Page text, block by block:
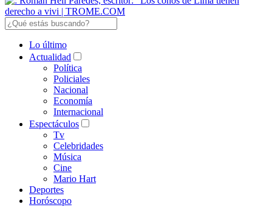
Lo último
Actualidad
Política
Policiales
Nacional
Economía
Internacional
Espectáculos
Tv
Celebridades
Música
Cine
Mario Hart
Deportes
Horóscopo